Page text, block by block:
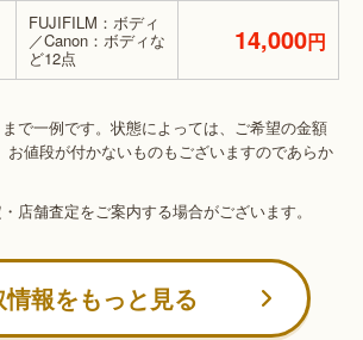
FUJIFILM：ボディ
／Canon：ボディな
ど12点
14,000円
で一例です。状態によっては、ご希望の金額
お値段が付かないものもございますのであらか
店舗査定をご案内する場合がございます。
情報をもっと見る